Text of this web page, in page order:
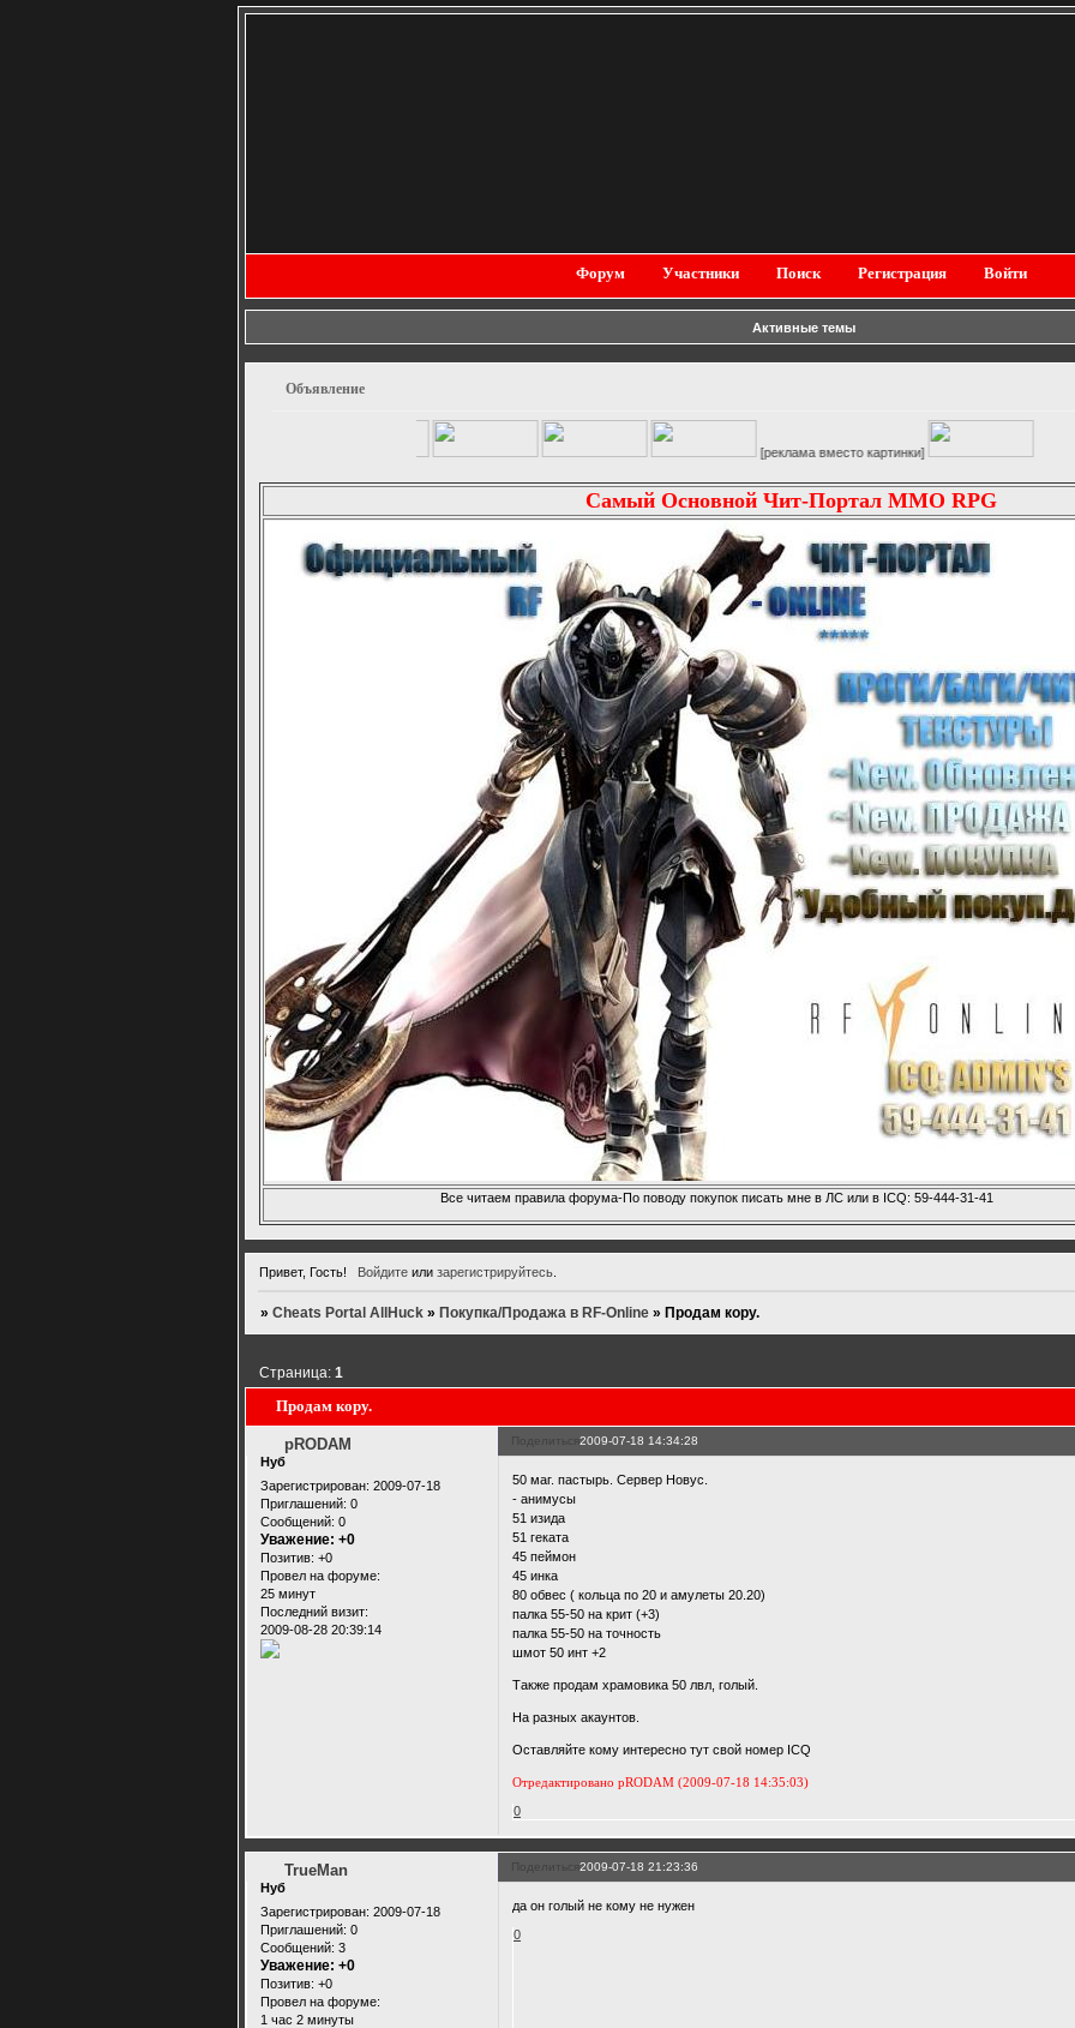
Форум Участники Поиск Регистрация Войти
Активные темы
Объявление
[реклама вместо картинки]
Самый Основной Чит-Портал MMO RPG
Все читаем правила форума-По поводу покупок писать мне в ЛС или в ICQ: 59-444-31-41
Привет, Гость! Войдитеили зарегистрируйтесь.
»Cheats Portal AllHuck » Покупка/Продажа в RF-Online » Продам кору.
Продам кору.
Страница:1
Поделиться2009-07-18 14:34:28
pRODAM
Нуб
Зарегистрирован: 2009-07-18
Приглашений: 0
Сообщений: 0
Уважение: +0
Позитив: +0
Провел на форуме:
25 минут
Последний визит:
2009-08-28 20:39:14
50 маг. пастырь. Сервер Новус.
- анимусы
51 изида
51 геката
45 пеймон
45 инка
80 обвес ( кольца по 20 и амулеты 20.20)
палка 55-50 на крит (+3)
палка 55-50 на точность
шмот 50 инт +2
Также продам храмовика 50 лвл, голый.
На разных акаунтов.
Оставляйте кому интересно тут свой номер ICQ
Отредактировано pRODAM (2009-07-18 14:35:03)
0
Поделиться2009-07-18 21:23:36
TrueMan
Нуб
Зарегистрирован: 2009-07-18
Приглашений: 0
Сообщений: 3
Уважение: +0
Позитив: +0
Провел на форуме:
1 час 2 минуты
да он голый не кому не нужен
0